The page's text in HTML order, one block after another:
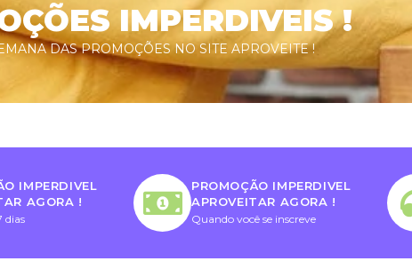
IMPERDIVEIS !
DAS PROMOÇÕES NO SITE APROVEITE !
IMPERDIVEL
AGORA !
dias
PROMOÇÃO IMPERDIVEL
APROVEITAR AGORA !
Quando você se inscreve